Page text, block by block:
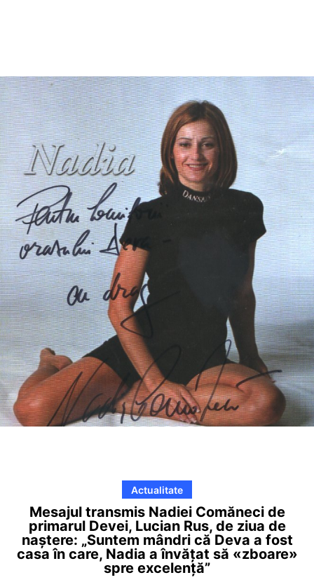
Actualitate
Mesajul transmis Nadiei Comăneci de
primarul Devei, Lucian Rus, de ziua de
naștere: „Suntem mândri că Deva a fost
casa în care, Nadia a învățat să «zboare»
spre excelență”